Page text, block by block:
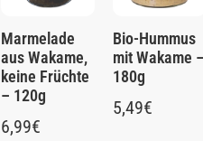
Marmelade
aus Wakame,
keine Früchte
– 120g
6,99€
Bio-Hummus
mit Wakame
180g
5,49€